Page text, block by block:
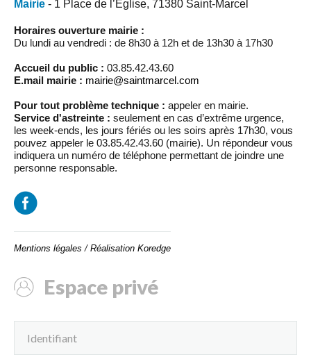
Mairie - 1 Place de l’Église, 71380 Saint-Marcel
Horaires ouverture mairie :
Du lundi au vendredi : de 8h30 à 12h et de 13h30 à 17h30
Accueil du public : 03.85.42.43.60
E.mail mairie : mairie@saintmarcel.com
Pour tout problème technique : appeler en mairie.
Service d'astreinte : seulement en cas d’extrême urgence,
les week-ends, les jours fériés ou les soirs après 17h30, vous
pouvez appeler le 03.85.42.43.60 (mairie). Un répondeur vous
indiquera un numéro de téléphone permettant de joindre une
personne responsable.
Mentions légales / Réalisation Koredge
Espace privé